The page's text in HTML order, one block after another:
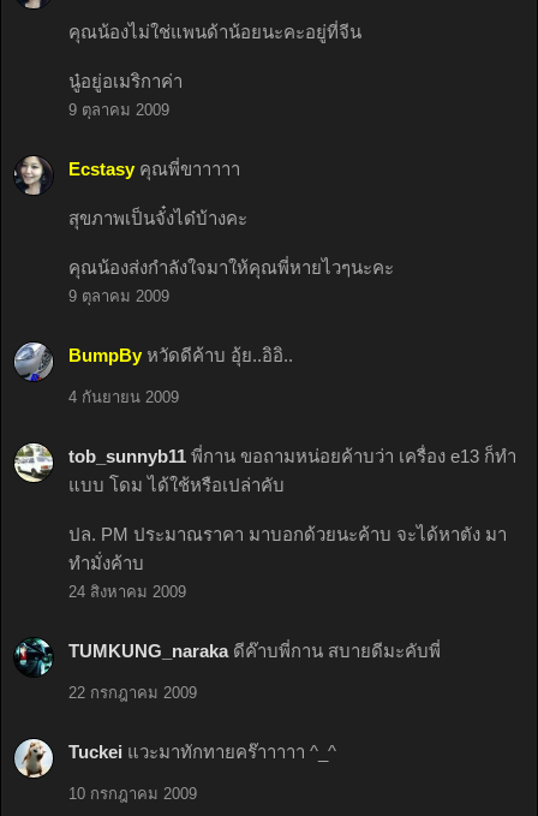
คุณน้องไม่ใช่แพนด้าน้อยนะคะอยู่ที่จีน
นู๋อยู่อเมริกาค่า
9 ตุลาคม 2009
Ecstasy คุณพี่ขาาาาา
สุขภาพเป็นจั๋งได๋บ้างคะ
คุณน้องส่งกำลังใจมาให้คุณพี่หายไวๆนะคะ
9 ตุลาคม 2009
BumpBy หวัดดีค้าบ อุ้ย..อิอิ..
4 กันยายน 2009
tob_sunnyb11 พี่กาน ขอถามหน่อยค้าบว่า เครื่อง e13 ก็ทำ
แบบ โดม ได้ใช้หรือเปล่าคับ
ปล. PM ประมาณราคา มาบอกด้วยนะค้าบ จะได้หาตัง มา
ทำมั่งค้าบ
24 สิงหาคม 2009
TUMKUNG_naraka ดีค๊าบพี่กาน สบายดีมะคับพี่
22 กรกฎาคม 2009
Tuckei แวะมาทักทายคร๊าาาาา ^_^
10 กรกฎาคม 2009